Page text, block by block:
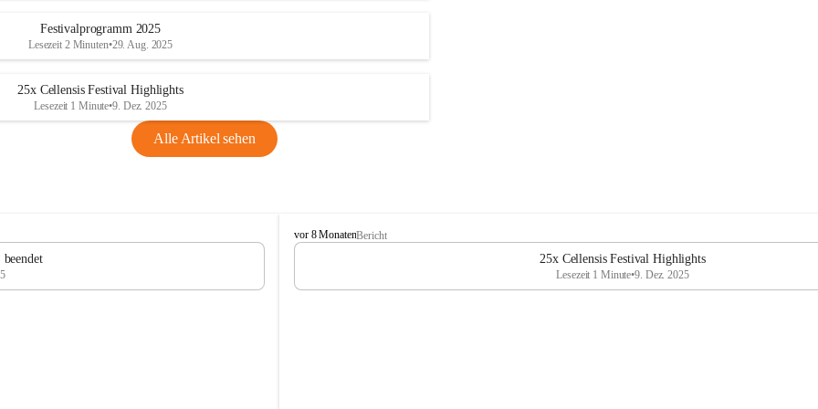
Festivalprogramm 2025
Lesezeit 2 Minuten•29. Aug. 2025
25x Cellensis Festival Highlights
Lesezeit 1 Minute•9. Dez. 2025
Alle Artikel sehen
C
e
l
vor 8 MonatenBericht
25x Cellensis Festival Highlights
Lesezeit 1 Minute•9. Dez. 2025